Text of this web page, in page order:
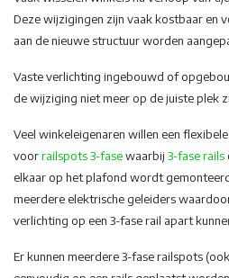
Deze wijzigingen zijn vaak kostbaar en
aan de nieuwe structuur worden
Vaste verlichting ingebouwd of
de wijziging niet meer op de juiste plek
Veel winkeleigenaren willen een
voorrailspots 3-fasewaarbij 3-fase rails
elkaar op het plafond wordt
meerdere elektrische geleiders
verlichting op een 3-fase rail apart
Er kunnen meerdere 3-fase railspots